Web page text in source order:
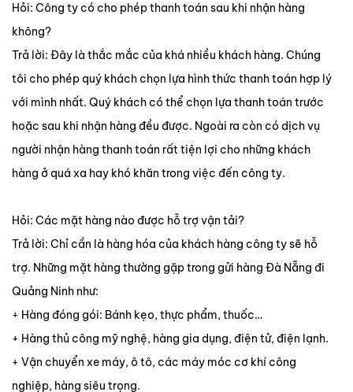
Hỏi: Công ty có cho phép thanh toán sau khi nhận hàng
không?
Trả lời: Đây là thắc mắc của khá nhiều khách hàng. Chúng
tôi cho phép quý khách chọn lựa hình thức thanh toán hợp lý
với mình nhất. Quý khách có thể chọn lựa thanh toán trước
hoặc sau khi nhận hàng đều được. Ngoài ra còn có dịch vụ
người nhận hàng thanh toán rất tiện lợi cho những khách
hàng ở quá xa hay khó khăn trong việc đến công ty.
Hỏi: Các mặt hàng nào được hỗ trợ vận tải?
Trả lời: Chỉ cần là hàng hóa của khách hàng công ty sẽ hỗ
trợ. Những mặt hàng thường gặp trong gửi hàng Đà Nẵng đi
Quảng Ninh như:
+ Hàng đóng gói: Bánh kẹo, thực phẩm, thuốc…
+ Hàng thủ công mỹ nghệ, hàng gia dụng, điện tử, điện lạnh.
+ Vận chuyển xe máy, ô tô, các máy móc cơ khí công
nghiệp, hàng siêu trọng.